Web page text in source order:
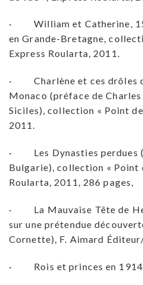
· William et Catherine,
en Grande-Bretagne,
Express Roularta, 2011.
· Charlène et ces drôles
Monaco (préface de
Siciles), collection « Point
2011.
· Les Dynasties perdues
Bulgarie), collection « Point
Roularta, 2011, 286 pages,
· La Mauvaise Tête de
sur une prétendue
Cornette), F. Aimard
· Rois et princes en 1914,